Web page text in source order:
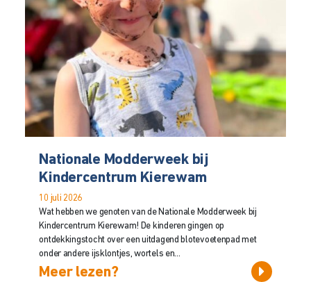
Nationale Modderweek bij
Kindercentrum Kierewam
10 juli 2026
Wat hebben we genoten van de Nationale Modderweek bij
Kindercentrum Kierewam! De kinderen gingen op
ontdekkingstocht over een uitdagend blotevoetenpad met
onder andere ijsklontjes, wortels en...
Meer lezen?